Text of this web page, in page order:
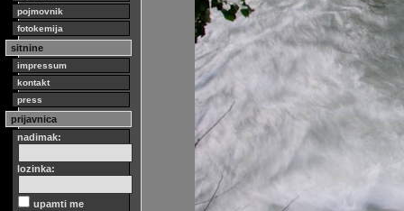
pojmovnik
fotokemija
sitnine
impressum
kontakt
press
prijavnica
nadimak:
lozinka:
upamti me